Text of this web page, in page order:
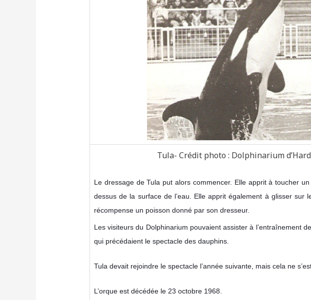
Tula- Crédit photo : Dolphinarium
Le dressage de Tula put alors commencer. Elle apprit à toucher
dessus de la surface de l’eau. Elle apprit également à glisser sur
récompense un poisson donné par son dresseur.
Les visiteurs du Dolphinarium pouvaient assister à l’entraînement
qui précédaient le spectacle des dauphins.
Tula devait rejoindre le spectacle l’année suivante, mais cela ne
L’orque est décédée le 23 octobre 1968.